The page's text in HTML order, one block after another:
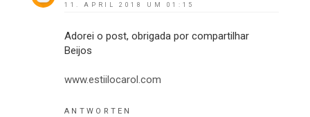
11. APRIL 2018 UM 01:15
Adorei o post, obrigada por compartilhar
Beijos
www.estiilocarol.com
ANTWORTEN